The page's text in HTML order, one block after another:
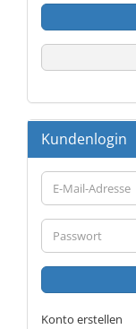
Kundenlogin
E-
Mail-
Adresse
Passwort
Konto erstellen